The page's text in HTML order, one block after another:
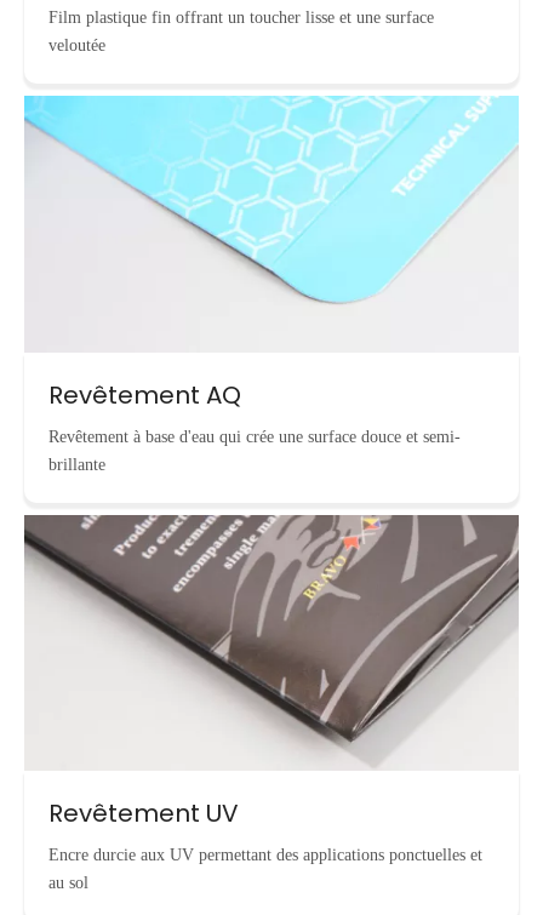
Film plastique fin offrant un toucher lisse et une surface
veloutée
Revêtement AQ
Revêtement à base d'eau qui crée une surface douce et semi-
brillante
Revêtement UV
Encre durcie aux UV permettant des applications ponctuelles et
au sol